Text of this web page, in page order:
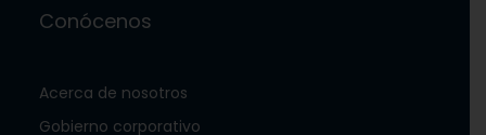
Conócenos
Acerca de nosotros
Gobierno corporativo